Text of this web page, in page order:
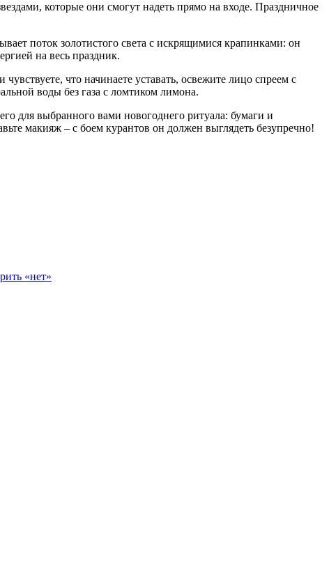
которые они смогут надеть прямо на входе. Праздничное
поток золотистого света с искрящимися крапинками: он
на весь праздник.
что начинаете уставать, освежите лицо спреем с
воды без газа с ломтиком лимона.
для выбранного вами новогоднего ритуала: бумаги и
макияж – с боем курантов он должен выглядеть безупречно!
«нет»